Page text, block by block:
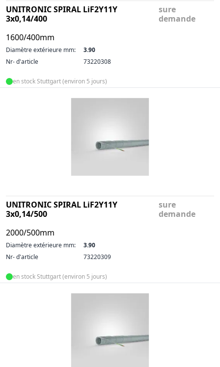
UNITRONIC SPIRAL LiF2Y11Y
3x0,14/400
1600/400mm
sure
demande
Diamètre extérieure mm:
3.90
Nr- d'article
73220308
en stock Stuttgart (environ 5 jours)
UNITRONIC SPIRAL LiF2Y11Y
3x0,14/500
2000/500mm
sure
demande
Diamètre extérieure mm:
3.90
Nr- d'article
73220309
en stock Stuttgart (environ 5 jours)